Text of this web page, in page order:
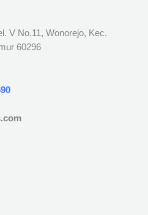
V No.11, Wonorejo, Kec.
60296